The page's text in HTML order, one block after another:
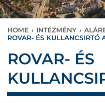
HOME › INTÉZMÉNY ›
ROVAR- ÉS KULLANCSIRTÓ
ROVAR- ÉS